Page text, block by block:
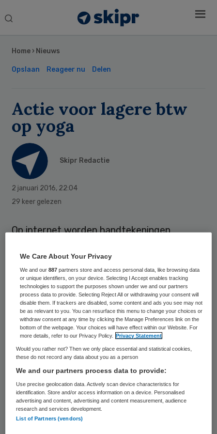
Search
Home › Nieuws
Opslaan Reageer nu Delen
Actie voor lagere btw
op yoga
Skipr Redactie
2 januari 2016, 22:04
29 keer gelezen
Op internet worden handtekeningen
tarief op yoga, mindfulness en meditatie.
De initiatiefnemers hekelen dat deze
vormen van mentale conditietraining in de
belastingwetgeving nu nog als ‘luxe’
worden beschouwd, waardoor het hoge
btw-tarief van 21 procent moet worden
betaald.
De indieners van de petitie wijzen erop dat
yoga en meditatie zeer nuttig zijn voor het
voorkomen van stress en andere
ziekteverschijnselen. Bij een lager btw-
Sidebar
We Care About Your Privacy
We and our887 partners store and access personal data, like browsing data
or unique identifiers, on your device. Selecting I Accept enables tracking
technologies to support the purposes shown under we and our partners
process data to provide. Selecting Reject All or withdrawing your consent will
disable them. If trackers are disabled, some content and ads you see may not
be as relevant to you. You can resurface this menu to change your choices or
withdraw consent at any time by clicking the Manage Preferences link on the
bottom of the webpage. Your choices will have effect within our Website. For
more details, refer to our Privacy Policy.
Privacy Statement
Would you rather not? Then we only place essential and statistical cookies,
these do not record any data about you as a person
We and our partners process data to provide:
Use precise geolocation data. Actively scan device characteristics for
identification. Store and/or access information on a device. Personalised
advertising and content, advertising and content measurement, audience
research and services development.
List of Partners (vendors)